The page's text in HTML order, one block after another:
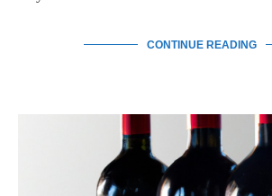
CONTINUE READING